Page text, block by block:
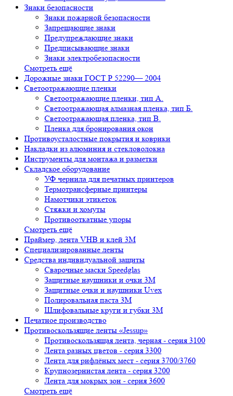
Знаки безопасности
Знаки пожарной безопасности
Запрещающие знаки
Предупреждающие знаки
Предписывающие знаки
Знаки электробезопасности
Смотреть ещё
Дорожные знаки ГОСТ Р 52290— 2004
Светоотражающие пленки
Светоотражающие пленки, тип А.
Светоотражающая алмазная пленка, тип Б.
Светоотражающая пленка, тип В.
Пленка для бронирования окон
Противоусталостные покрытия и коврики
Накладки из алюминия и стекловолокна
Инструменты для монтажа и разметки
Складское оборудование
УФ чернила для печатных принтеров
Термотрансферные принтеры
Намотчики этикеток
Стяжки и хомуты
Противооткатные упоры
Смотреть ещё
Праймер, лента VHB и клей 3М
Специализированные ленты
Средства индивидуальной защиты
Сварочные маски Speedglas
Защитные наушники и очки 3M
Защитные очки и наушники Uvex
Полировальная паста 3М
Шлифовальные круги и губки 3М
Печатное производство
Противоскользящие ленты «Jessup»
Противоскользящая лента, черная - серия 3100
Лента разных цветов - серия 3300
Лента для рифлёных мест - серия 3700/3760
Крупнозернистая лента - серия 3200
Лента для мокрых зон - серия 3600
Смотреть ещё